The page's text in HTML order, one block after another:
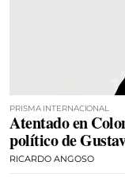
PRISMA INTERNACIONAL
Atentado en
político de
RICARDO ANGOSO